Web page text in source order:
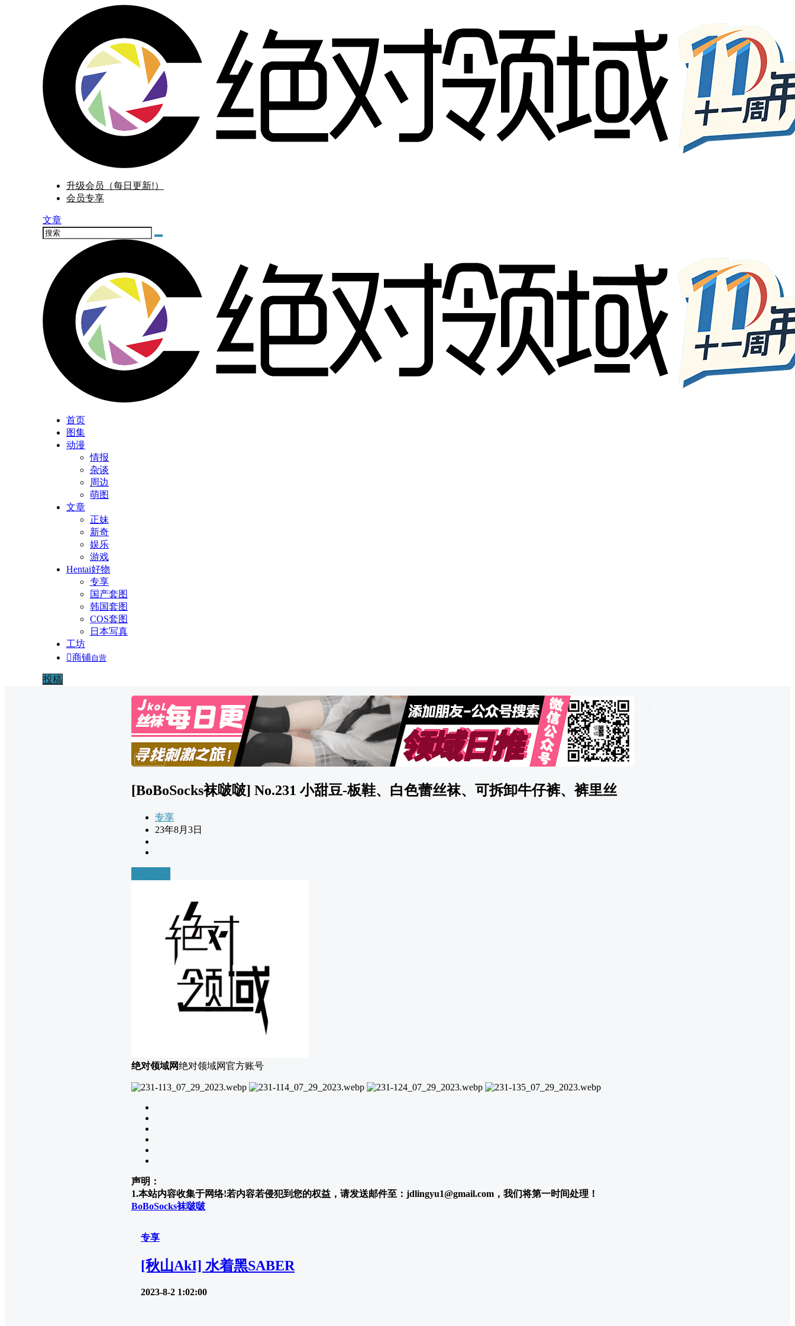
升级会员（每日更新!）
会员专享
文章
首页
图集
动漫
情报
杂谈
周边
萌图
文章
正妹
新奇
娱乐
游戏
Hentai好物
专享
国产套图
韩国套图
COS套图
日本写真
工坊
商铺自营
投稿
广告
[BoBoSocks袜啵啵] No.231 小甜豆-板鞋、白色蕾丝袜、可拆卸牛仔裤、裤里丝
专享
23年8月3日
绝对领域网绝对领域网官方账号
声明：
1.本站内容收集于网络!若内容若侵犯到您的权益，请发送邮件至：jdlingyu1@gmail.com，我们将第一时间处理！
BoBoSocks袜啵啵
专享
[秋山AkI] 水着黑SABER
2023-8-2 1:02:00